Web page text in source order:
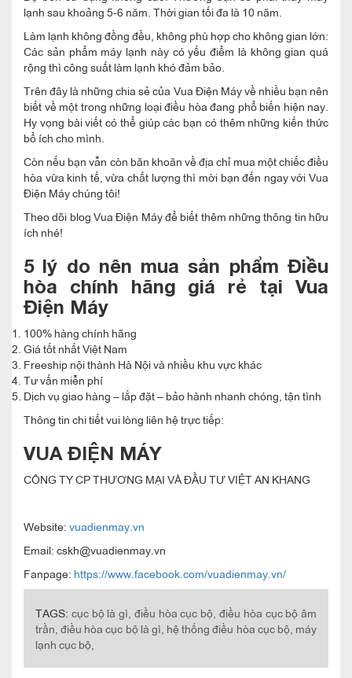
lạnh sau khoảng 5-6 năm. Thời gian tối đa là 10 năm.
Làm lạnh không đồng đều, không phù hợp cho không gian lớn:
Các sản phẩm máy lạnh này có yếu điểm là không gian quá
rộng thì công suất làm lạnh khó đảm bảo.
Trên đây là những chia sẻ của Vua Điện Máy về nhiều bạn nên
biết về một trong những loại điều hòa đang phổ biến hiện nay.
Hy vọng bài viết có thể giúp các bạn có thêm những kiến thức
bổ ích cho mình.
Còn nếu bạn vẫn còn băn khoăn về địa chỉ mua một chiếc điều
hòa vừa kinh tế, vừa chất lượng thì mời bạn đến ngay với Vua
Điện Máy chúng tôi!
Theo dõi blog Vua Điện Máy để biết thêm những thông tin hữu
ích nhé!
5 lý do nên mua sản phẩm Điều
hòa chính hãng giá rẻ tại Vua
Điện Máy
100% hàng chính hãng
Giá tốt nhất Việt Nam
Freeship nội thành Hà Nội và nhiều khu vực khác
Tư vấn miễn phí
Dịch vụ giao hàng – lắp đặt – bảo hành nhanh chóng, tận tình
Thông tin chi tiết vui lòng liên hệ trực tiếp:
VUA ĐIỆN MÁY
CÔNG TY CP THƯƠNG MẠI VÀ ĐẦU TƯ VIỆT AN KHANG
Website: vuadienmay.vn
Email: cskh@vuadienmay.vn
Fanpage: https://www.facebook.com/vuadienmay.vn/
TAGS: cục bộ là gì, điều hòa cục bộ, điều hòa cục bộ âm
trần, điều hòa cục bộ là gì, hệ thống điều hòa cục bộ, máy
lạnh cục bộ,